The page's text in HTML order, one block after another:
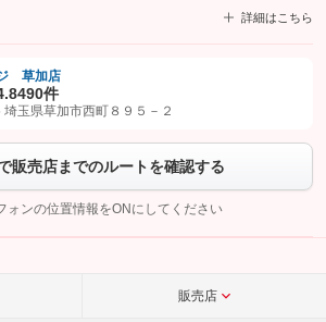
詳細はこちら
ネットを友だち追加してから「許可する」ボタンを押
ボタンをタップして問い合わせを
い。
こちら
草加店
490件
玉県草加市西町８９５－２
販売店までのルートを確認する
ォンの位置情報をONにしてください
販売店